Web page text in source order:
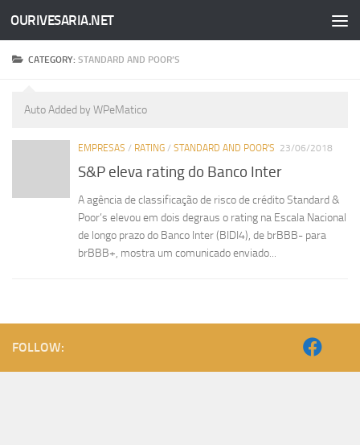
Skip to content
OURIVESARIA.NET
CATEGORY:STANDARD AND POOR’S
Auto Added by WPeMatico
EMPRESAS / RATING / STANDARD AND POOR'S 23/06/2018
S&P eleva rating do Banco Inter
A agência de classificação de risco de crédito Standard &
Poor’s elevou em dois degraus o rating na Escala Nacional
de longo prazo do Banco Inter (BIDI4), de brBBB- para
brBBB+, mostra um comunicado enviado...
FOLLOW: